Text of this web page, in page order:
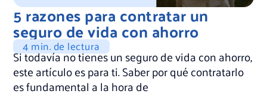
5 razones para contratar un
seguro de vida con ahorro
4 min. de lectura
Si todavía no tienes un seguro de vida con ahorro,
este artículo es para ti. Saber por qué contratarlo
es fundamental a la hora de